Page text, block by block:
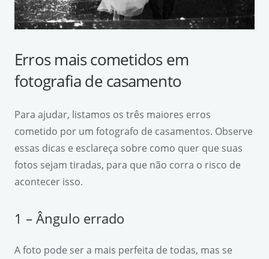
Erros mais cometidos em
fotografia de casamento
Para ajudar, listamos os três maiores erros
cometido por um fotografo de casamentos. Observe
essas dicas e esclareça sobre como quer que suas
fotos sejam tiradas, para que não corra o risco de
acontecer isso.
1 – Ângulo errado
A foto pode ser a mais perfeita de todas, mas se